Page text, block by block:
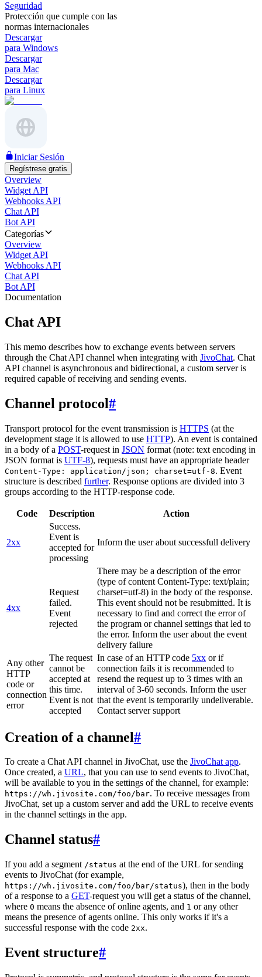
Seguridad
Protección que cumple con las
normas internacionales
Descargar
para Windows
Descargar
para Mac
Descargar
para Linux
Iniciar Sesión
Regístrese gratis
Overview
Widget API
Webhooks API
Chat API
Bot API
Categorías
Overview
Widget API
Webhooks API
Chat API
Bot API
Documentation
Chat API
This memo describes how to exchange events between servers
through the Chat API channel when integrating with JivoChat. Chat
API channel is asynchronous and bidirectional, a custom server is
required capable of receiving and sending events.
Channel protocol#
Transport protocol for the event transmission is HTTPS (at the
development stage it is allowed to use HTTP). An event is contained
in a body of a POST-request in JSON format (note: text encoding in
JSON format is UTF-8), requests must have an appropriate header
Content-Type: application/json; charset=utf-8. Event
structure is described further. Response options are divided into 3
groups according to the HTTP-response code.
Code Description Action
2xx
Success.
Event is
accepted for
processing
Inform the user about successfull delivery
4xx
Request
failed.
Event
rejected
There may be a description of the error
(type of content Content-Type: text/plain;
charset=utf-8) in the body of the response.
This event should not be resubmitted. It is
necessary to find and correct the error of
the program or channel settings that led to
the error. Inform the user about the event
delivery failure
Any other
HTTP
code or
connection
error
The request
cannot be
accepted at
this time.
Event is not
accepted
In case of an HTTP code 5xx or if
connection fails it is recommended to
resend the request up to 3 times with an
interval of 3-60 seconds. Inform the user
that the event is temporarily undeliverable.
Contact server support
Creation of a channel#
To create a Chat API channel in JivoChat, use the JivoChat app.
Once created, a URL, that you can use to send events to JivoChat,
will be available to you in the settings of the channel, for example:
https://wh.jivosite.com/foo/bar. To receive messages from
JivoChat, set up a custom server and add the URL to receive events
in the channel settings in the app.
Channel status#
If you add a segment /status at the end of the URL for sending
events to JivoChat (for example,
https://wh.jivosite.com/foo/bar/status), then in the body
of a response to a GET-request you will get a status of the channel,
where 0 means the absence of online agents, and 1 or any other
means the presence of agents online. This only works if it's a
successful response with the code 2xx.
Event structure#